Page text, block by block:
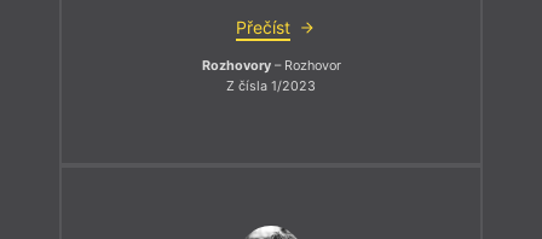
Přečíst
Rozhovory– Rozhovor
Z čísla 1/2023